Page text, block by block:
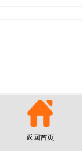
返回首页